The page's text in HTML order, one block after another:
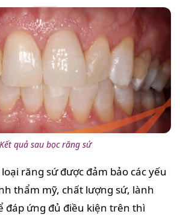
Kết quả sau bọc răng sứ
răng sứ được đảm bảo các yếu
thẩm mỹ, chất lượng sứ, lành
đáp ứng đủ điều kiện trên thì